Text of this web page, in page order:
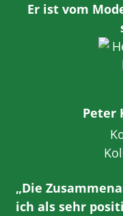
Er ist vom
Peter
„Die
ich als sehr